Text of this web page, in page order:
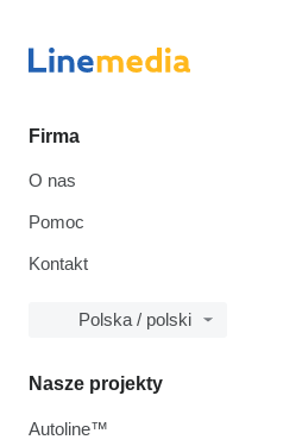
Firma
O nas
Pomoc
Kontakt
Polska / polski
Nasze projekty
Autoline™